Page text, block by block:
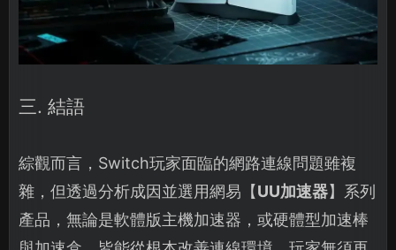
三. 結語
綜觀而言，Switch玩家面臨的網路連線問題雖複
雜，但透過分析成因並選用網易【UU加速器】系列
產品，無論是軟體版主機加速器，或硬體型加速棒